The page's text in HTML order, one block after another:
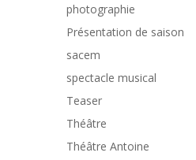
photographie
Présentation de saison
sacem
spectacle musical
Teaser
Théâtre
Théâtre Antoine